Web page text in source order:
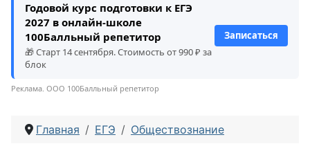
Годовой курс подготовки к ЕГЭ
2027 в онлайн-школе
100Балльный репетитор
🎁 Старт 14 сентября. Стоимость от 990 ₽ за
блок
Записаться
Реклама. ООО 100Балльный репетитор
Главная ЕГЭ Обществознание